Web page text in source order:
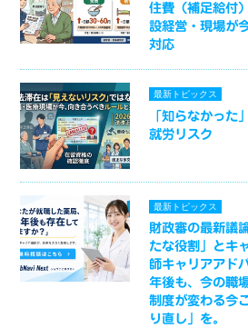
住費（補足給付
設経営・現場が
対応
最新トピックス
「知らなかった
就労リスク
最新トピックス
財政審の最新議
たな役割」とキ
師キャリアアド
年後も、今の職
制度が変わる今
り直し」を。